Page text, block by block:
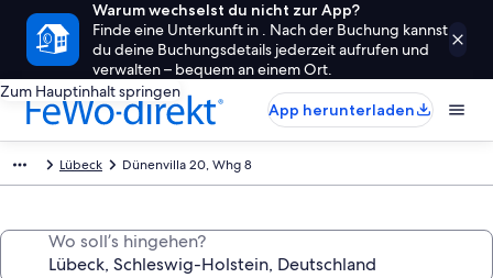
Warum wechselst du nicht zur App?
Finde eine Unterkunft in . Nach der Buchung kannst
du deine Buchungsdetails jederzeit aufrufen und
verwalten – bequem an einem Ort.
Zum Hauptinhalt springen
App herunterladen
Lübeck Dünenvilla 20, Whg 8
Wo soll’s hingehen?